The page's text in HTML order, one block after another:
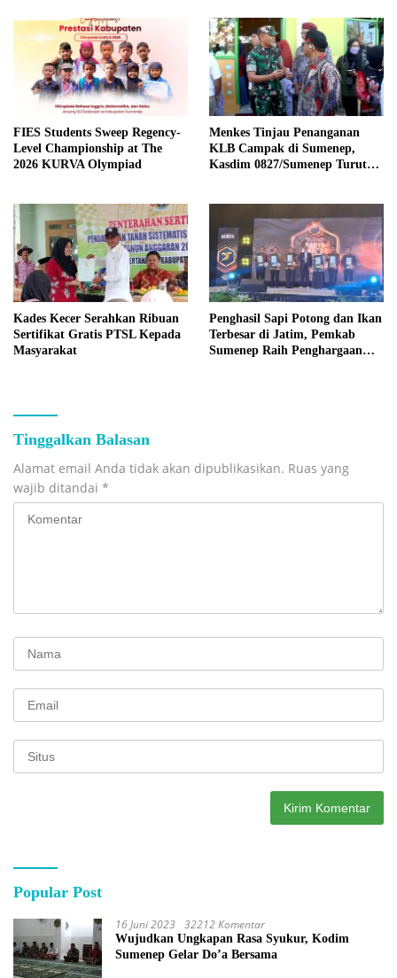
FIES Students Sweep Regency-
Level Championship at The
2026 KURVA Olympiad
Menkes Tinjau Penanganan
KLB Campak di Sumenep,
Kasdim 0827/Sumenep Turut
Kades Kecer Serahkan Ribuan
Sertifikat Gratis PTSL Kepada
Masyarakat
Penghasil Sapi Potong dan Ikan
Terbesar di Jatim, Pemkab
Sumenep Raih Penghargaan
Tinggalkan Balasan
Alamat email Anda tidak akan dipublikasikan. Ruas yang
wajib ditandai *
Popular Post
16 Juni 2023 32212 Komentar
Wujudkan Ungkapan Rasa Syukur, Kodim
Sumenep Gelar Do’a Bersama